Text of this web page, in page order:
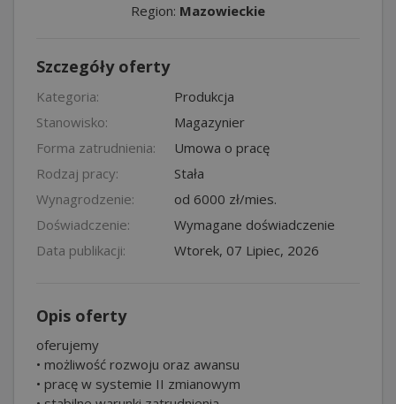
Region: Mazowieckie
Szczegóły oferty
Kategoria:
Produkcja
Stanowisko:
Magazynier
Forma zatrudnienia:
Umowa o pracę
Rodzaj pracy:
Stała
Wynagrodzenie:
od 6000 zł/mies.
Doświadczenie:
Wymagane doświadczenie
Data publikacji:
Wtorek, 07 Lipiec, 2026
Opis oferty
oferujemy
• możliwość rozwoju oraz awansu
• pracę w systemie II zmianowym